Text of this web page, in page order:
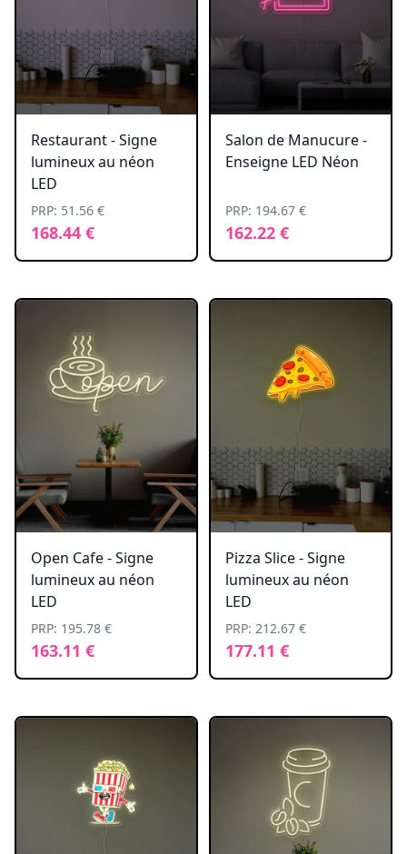
Restaurant - Signe
lumineux au néon
LED
PRP: 51.56 €
168.44 €
Salon de Manucure -
Enseigne LED Néon
PRP: 194.67 €
162.22 €
Open Cafe - Signe
lumineux au néon
LED
PRP: 195.78 €
163.11 €
Pizza Slice - Signe
lumineux au néon
LED
PRP: 212.67 €
177.11 €